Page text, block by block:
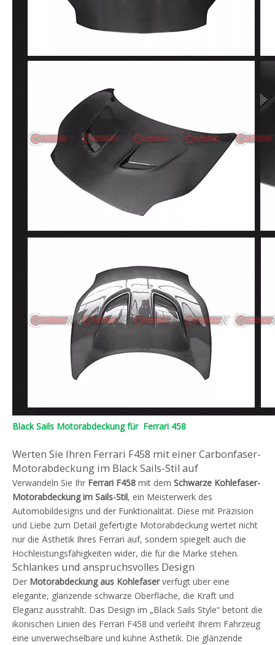
Black Sails Motorabdeckung für Ferrari 458
Werten Sie Ihren Ferrari F458 mit einer Carbonfaser-
Motorabdeckung im Black Sails-Stil auf
Verwandeln Sie Ihr Ferrari F458 mit dem Schwarze Kohlefaser-
Motorabdeckung im Sails-Stil, ein Meisterwerk des
Automobildesigns und der Funktionalität. Diese mit Präzision
und Liebe zum Detail gefertigte Motorabdeckung wertet nicht
nur die Ästhetik Ihres Ferrari auf, sondern spiegelt auch die
Hochleistungsfähigkeiten wider, die für die Marke stehen.
Schlankes und anspruchsvolles Design
Der Motorabdeckung aus Kohlefaserverfügt über eine
elegante, glänzende schwarze Oberfläche, die Kraft und
Eleganz ausstrahlt. Das Design im „Black Sails Style“ betont die
ikonischen Linien des Ferrari F458 und verleiht Ihrem Fahrzeug
eine unverwechselbare und kühne Ästhetik. Die glänzende